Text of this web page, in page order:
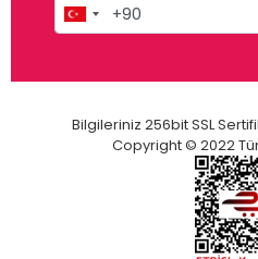
Bilgileriniz 256bit SSL
Copyright © 2022